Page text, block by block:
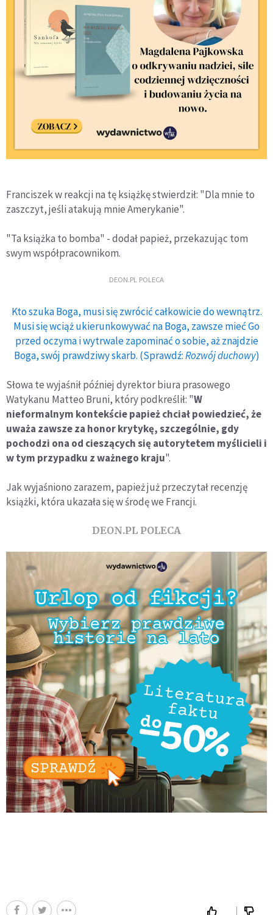
Franciszek w reakcji na tę książkę stwierdził: "Dla mnie to
zaszczyt, jeśli atakują mnie Amerykanie".
"Ta książka to bomba" - dodał papież, przekazując tom
swym współpracownikom.
DEON.PL POLECA
Kto szuka Boga, musi się zwrócić całkowicie do wewnątrz.
Musi się wciąż ukierunkowywać na Boga, zawsze mieć Go
przed oczyma i wytrwale zapominać o sobie, aż znajdzie
Boga, swój prawdziwy skarb. (Sprawdź:Rozwój duchowy)
Słowa te wyjaśnił później dyrektor biura prasowego
Watykanu Matteo Bruni, który podkreślił: "W
nieformalnym kontekście papież chciał powiedzieć, że
uważa zawsze za honor krytykę, szczególnie, gdy
pochodzi ona od cieszących się autorytetem myślicieli i
w tym przypadku z ważnego kraju".
Jak wyjaśniono zarazem, papież już przeczytał recenzję
książki, która ukazała się w środę we Francji.
DEON.PL POLECA